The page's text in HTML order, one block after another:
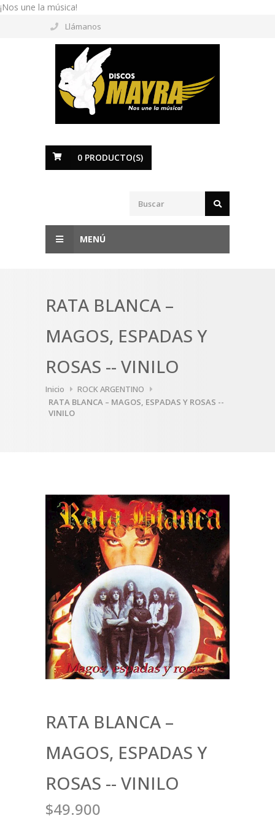
¡Nos une la música!
Llámanos
0 PRODUCTO(S)
MENÚ
RATA BLANCA –
MAGOS, ESPADAS Y
ROSAS -- VINILO
Inicio
ROCK ARGENTINO
RATA BLANCA – MAGOS, ESPADAS Y ROSAS --
VINILO
RATA BLANCA –
MAGOS, ESPADAS Y
ROSAS -- VINILO
$49.900